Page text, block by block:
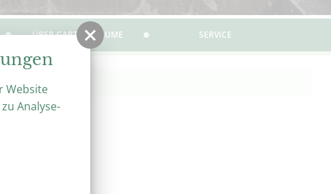
ÜBER GARTENTRÄUME SERVICE
Website
Analyse-